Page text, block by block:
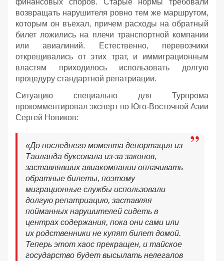
финансовых споров. Старые нормы требовали
возвращать нарушителя ровно тем же маршрутом,
которым он въехал, причем расходы на обратный
билет ложились на плечи транспортной компании
или авиалиний. Естественно, перевозчики
открещивались от этих трат, и иммиграционным
властям приходилось использовать долгую
процедуру стандартной репатриации.
Ситуацию специально для Турпрома
прокомментировал эксперт по Юго-Восточной Азии
Сергей Новиков:
«До последнего момента депортация из
Таиланда буксовала из-за законов,
заставлявших авиакомпании оплачивать
обратные билеты, поэтому
миграционные службы использовали
долгую репатриацию, заставляя
пойманных нарушителей сидеть в
центрах содержания, пока они сами или
их родственники не купят билет домой.
Теперь этот хаос прекращен, и тайское
государство будет высылать нелегалов